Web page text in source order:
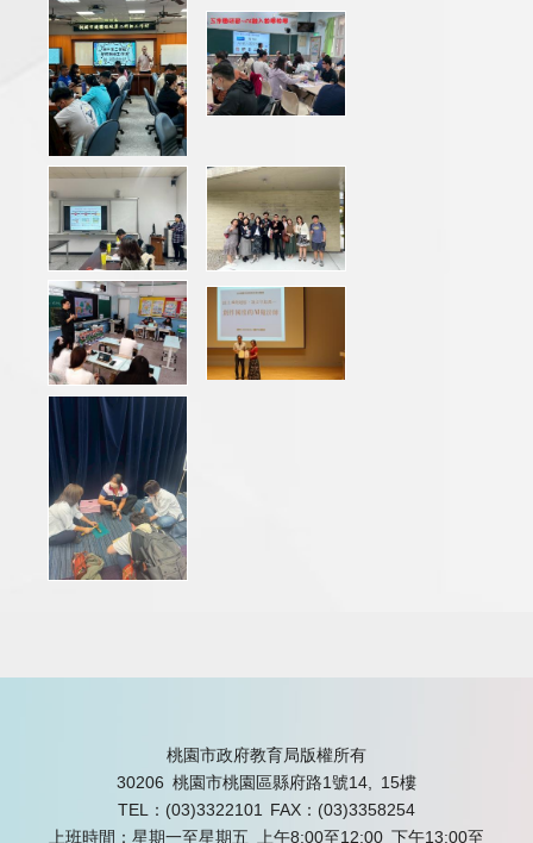
桃園市政府教育局版權所有
30206 桃園市桃園區縣府路1號14, 15樓
TEL：(03)3322101
FAX：(03)3358254
上班時間：星期一至星期五 上午8:00至12:00 下午13:00至